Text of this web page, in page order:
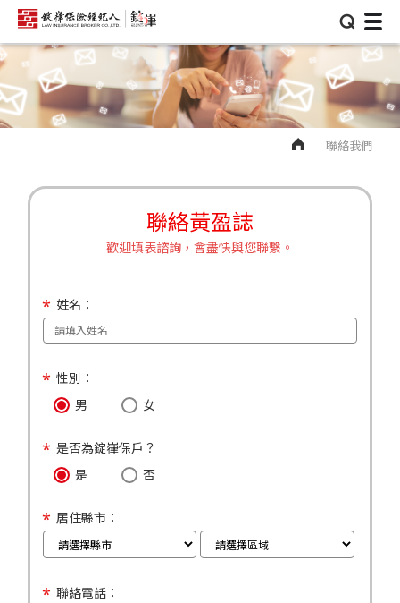
⌕
聯絡我們
聯絡黃盈誌
歡迎填表諮詢，會盡快與您聯繫。
姓名：
性別：
男
女
是否為錠嵂保戶？
是
否
居住縣市：
聯絡電話：